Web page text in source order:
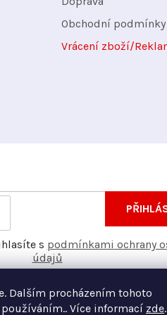
Dalším procházením tohoto
Více informací zde.
Obchodní podmínky
Vrácení zboží/
na našem e-shopu.
s podmínkami ochrany
údajů